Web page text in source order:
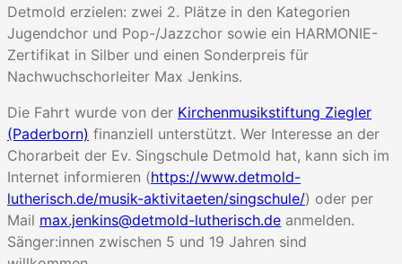
Detmold erzielen: zwei 2. Plätze in den Kategorien
Jugendchor und Pop-/Jazzchor sowie ein HARMONIE-
Zertifikat in Silber und einen Sonderpreis für
Nachwuchschorleiter Max Jenkins.
Die Fahrt wurde von der Kirchenmusikstiftung Ziegler
(Paderborn) finanziell unterstützt. Wer Interesse an der
Chorarbeit der Ev. Singschule Detmold hat, kann sich im
Internet informieren (https://www.detmold-
lutherisch.de/musik-aktivitaeten/singschule/) oder per
Mail max.jenkins@detmold-lutherisch.de anmelden.
Sänger:innen zwischen 5 und 19 Jahren sind